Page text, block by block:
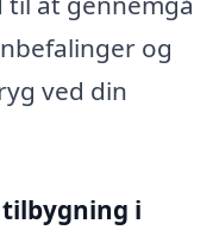
og
ved din
tilbygning i